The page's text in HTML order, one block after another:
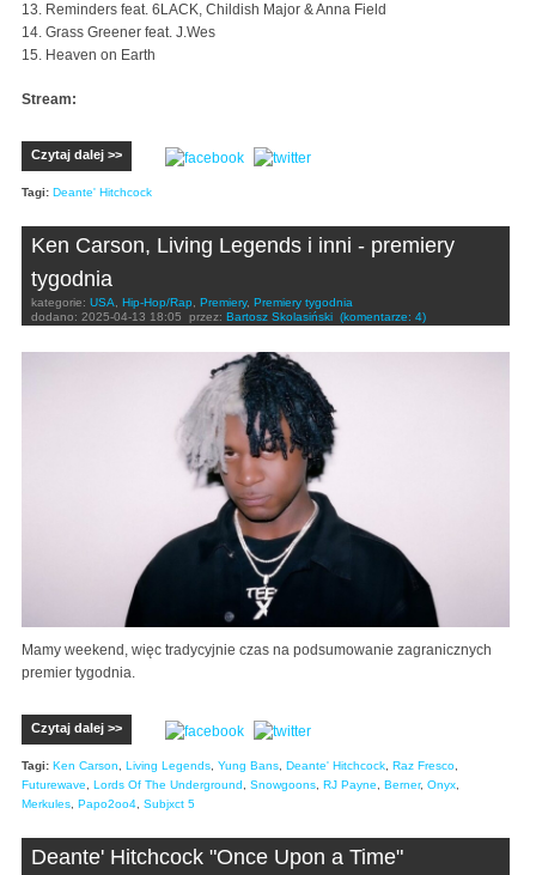
13. Reminders feat. 6LACK, Childish Major & Anna Field
14. Grass Greener feat. J.Wes
15. Heaven on Earth
Stream:
Czytaj dalej >>
Tagi: Deante' Hitchcock
Ken Carson, Living Legends i inni - premiery
tygodnia
kategorie: USA Hip-Hop/Rap Premiery, Premiery tygodnia
dodano: 2025-04-13 18:05 przez: Bartosz Skolasiński (komentarze: 4)
Mamy weekend, więc tradycyjnie czas na podsumowanie zagranicznych
premier tygodnia.
Czytaj dalej >>
Tagi: Ken Carson, Living Legends, Yung Bans, Deante' Hitchcock, Raz Fresco,
Futurewave, Lords Of The Underground , Snowgoons, RJ Payne, Berner, Onyx,
Merkules, Papo2oo4, Subjxct 5
Deante' Hitchcock "Once Upon a Time"